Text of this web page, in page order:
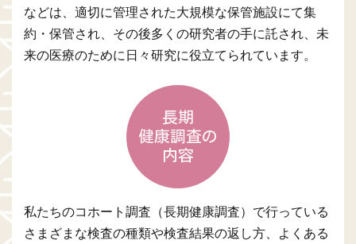
などは、適切に管理された大規模な保管施設にて集
約・保管され、その後多くの研究者の手に託され、未
来の医療のために日々研究に役立てられています。
長期
健康調査の
内容
私たちのコホート調査（長期健康調査）で行っている
さまざまな検査の種類や検査結果の返し方、よくある